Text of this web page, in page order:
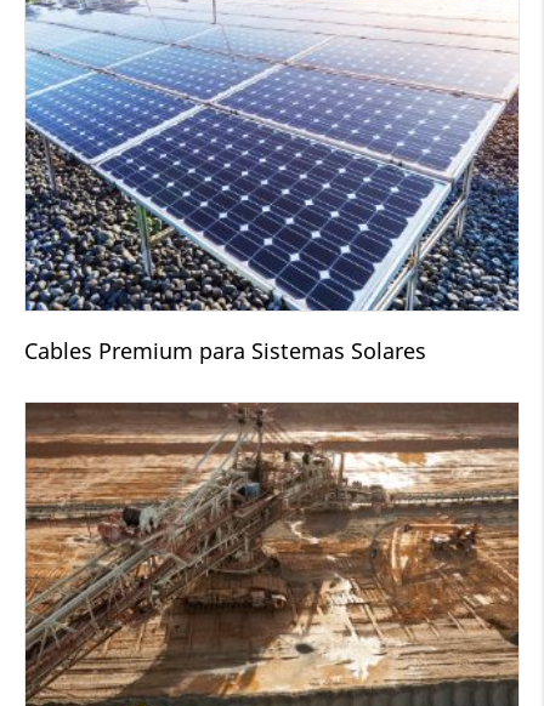
Cables Premium para Sistemas Solares